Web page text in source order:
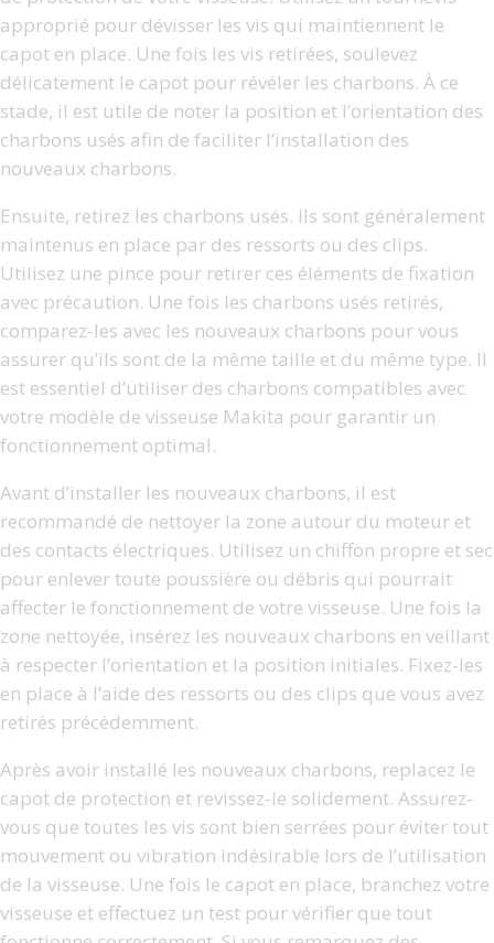
approprié pour dévisser les vis qui maintiennent le
capot en place. Une fois les vis retirées, soulevez
délicatement le capot pour révéler les charbons. À ce
stade, il est utile de noter la position et l’orientation des
charbons usés afin de faciliter l’installation des
nouveaux charbons.
Ensuite, retirez les charbons usés. Ils sont généralement
maintenus en place par des ressorts ou des clips.
Utilisez une pince pour retirer ces éléments de fixation
avec précaution. Une fois les charbons usés retirés,
comparez-les avec les nouveaux charbons pour vous
assurer qu’ils sont de la même taille et du même type. Il
est essentiel d’utiliser des charbons compatibles avec
votre modèle de visseuse Makita pour garantir un
fonctionnement optimal.
Avant d’installer les nouveaux charbons, il est
recommandé de nettoyer la zone autour du moteur et
des contacts électriques. Utilisez un chiffon propre et sec
pour enlever toute poussière ou débris qui pourrait
affecter le fonctionnement de votre visseuse. Une fois la
zone nettoyée, insérez les nouveaux charbons en veillant
à respecter l’orientation et la position initiales. Fixez-les
en place à l’aide des ressorts ou des clips que vous avez
retirés précédemment.
Après avoir installé les nouveaux charbons, replacez le
capot de protection et revissez-le solidement. Assurez-
vous que toutes les vis sont bien serrées pour éviter tout
mouvement ou vibration indésirable lors de l’utilisation
de la visseuse. Une fois le capot en place, branchez votre
visseuse et effectuez un test pour vérifier que tout